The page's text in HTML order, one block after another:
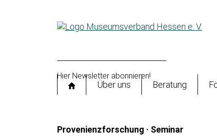
Hier Newsletter abonnieren!
StartseiteÜber uns Beratung
Provenienzforschung · Seminar